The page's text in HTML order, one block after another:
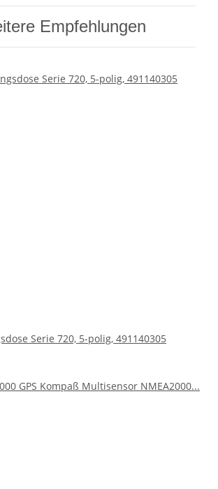
Empfehlungen
Serie 720, 5-polig, 491140305